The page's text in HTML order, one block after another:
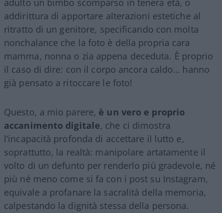
adulto un bimbo scomparso in tenera età, o
addirittura di apportare alterazioni estetiche al
ritratto di un genitore, specificando con molta
nonchalance che la foto è della propria cara
mamma, nonna o zia appena deceduta. È proprio
il caso di dire: con il corpo ancora caldo… hanno
già pensato a ritoccare le foto!
Questo, a mio parere, è un vero e proprio
accanimento digitale, che ci dimostra
l’incapacità profonda di accettare il lutto e,
soprattutto, la realtà: manipolare artatamente il
volto di un defunto per renderlo più gradevole, né
più né meno come si fa con i post su Instagram,
equivale a profanare la sacralità della memoria,
calpestando la dignità stessa della persona.